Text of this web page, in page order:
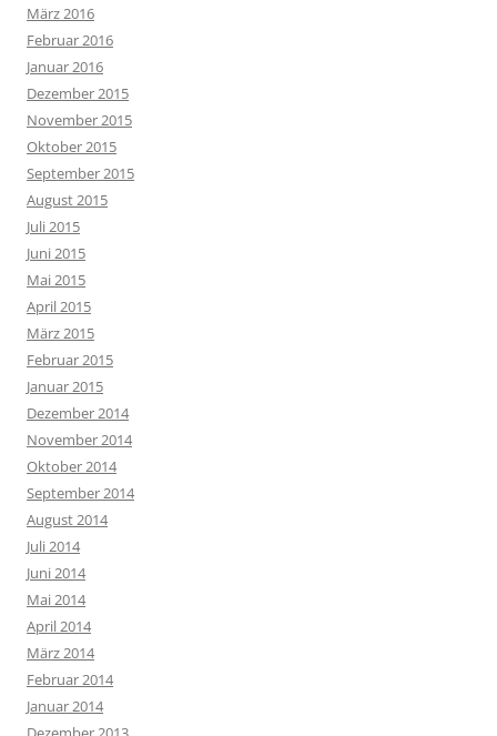
März 2016
Februar 2016
Januar 2016
Dezember 2015
November 2015
Oktober 2015
September 2015
August 2015
Juli 2015
Juni 2015
Mai 2015
April 2015
März 2015
Februar 2015
Januar 2015
Dezember 2014
November 2014
Oktober 2014
September 2014
August 2014
Juli 2014
Juni 2014
Mai 2014
April 2014
März 2014
Februar 2014
Januar 2014